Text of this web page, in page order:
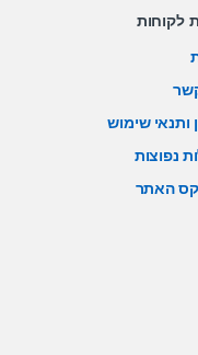
לקוחות
ותנאי שימוש
נפוצות
האתר